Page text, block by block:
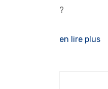
?
en lire plus